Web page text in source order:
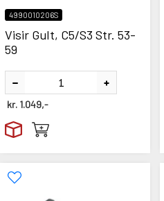
4990010206S
Visir Gult, C5/S3 Str. 53-
59
kr. 1.049,-